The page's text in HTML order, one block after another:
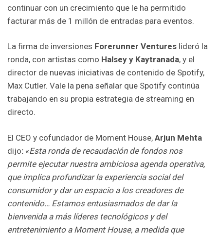
continuar con un crecimiento que le ha permitido
facturar más de 1 millón de entradas para eventos.
La firma de inversiones Forerunner Ventures lideró la
ronda, con artistas como Halsey y Kaytranada, y el
director de nuevas iniciativas de contenido de Spotify,
Max Cutler. Vale la pena señalar que Spotify continúa
trabajando en su propia estrategia de streaming en
directo.
El CEO y cofundador de Moment House, Arjun Mehta
dijo: «Esta ronda de recaudación de fondos nos
permite ejecutar nuestra ambiciosa agenda operativa,
que implica profundizar la experiencia social del
consumidor y dar un espacio a los creadores de
contenido… Estamos entusiasmados de dar la
bienvenida a más líderes tecnológicos y del
entretenimiento a Moment House, a medida que